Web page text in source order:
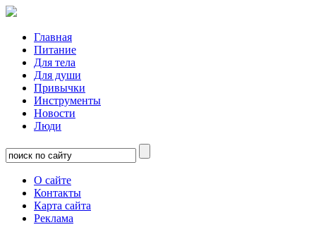
Главная
Питание
Для тела
Для души
Привычки
Инструменты
Новости
Люди
О сайте
Контакты
Карта сайта
Реклама